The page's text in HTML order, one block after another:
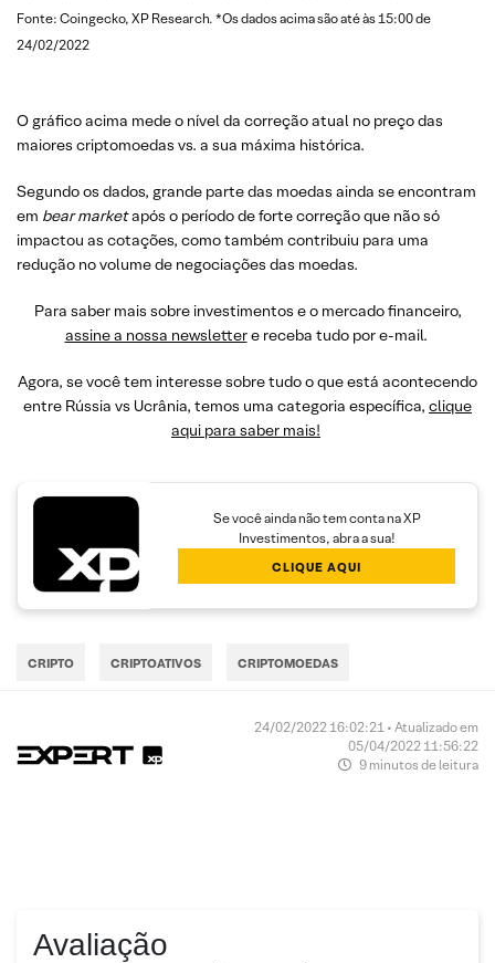
Fonte: Coingecko, XP Research. *Os dados acima são até às 15:00 de
24/02/2022
O gráfico acima mede o nível da correção atual no preço das
maiores criptomoedas vs. a sua máxima histórica.
Segundo os dados, grande parte das moedas ainda se encontram
em bear marketapós o período de forte correção que não só
impactou as cotações, como também contribuiu para uma
redução no volume de negociações das moedas.
Para saber mais sobre investimentos e o mercado financeiro,
assine a nossa newslettere receba tudo por e-mail.
Agora, se você tem interesse sobre tudo o que está acontecendo
entre Rússia vs Ucrânia, temos uma categoria específica, clique
aqui para saber mais!
Se você ainda não tem conta na XP
Investimentos, abra a sua!
CLIQUE AQUI
CRIPTO CRIPTOATIVOS CRIPTOMOEDAS
24/02/2022 16:02:21 • Atualizado em
05/04/2022 11:56:22
9 minutos de leitura
Avaliação